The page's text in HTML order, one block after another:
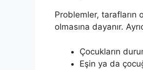
Problemler, tarafların
olmasına dayanır.
Çocukların
Eşin ya da